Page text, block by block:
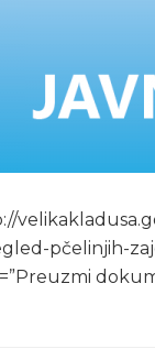
pčelinjih-